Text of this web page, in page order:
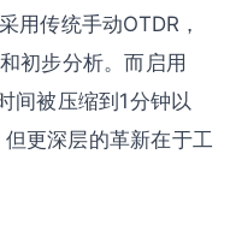
用传统手动OTDR，
初步分析。而启用
间被压缩到1分钟以
更深层的革新在于工